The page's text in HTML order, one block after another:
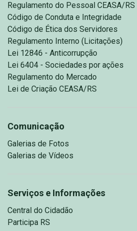
Regulamento do Pessoal CEASA/RS
Código de Conduta e Integridade
Código de Ética dos Servidores
Regulamento Interno (Licitações)
Lei 12846 - Anticorrupção
Lei 6404 - Sociedades por ações
Regulamento do Mercado
Lei de Criação CEASA/RS
Comunicação
Galerias de Fotos
Galerias de Vídeos
Serviços e Informações
Central do Cidadão
Participa RS